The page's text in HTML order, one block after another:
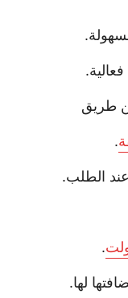
عن طريق
.
عند الطلب.
.
لها.